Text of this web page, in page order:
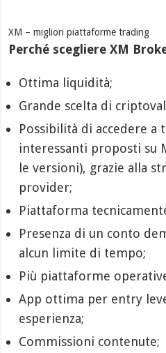
XM – migliori piattaforme trading
Perché scegliere XM
Ottima liquidità;
Grande scelta di
Possibilità di accedere a
interessanti proposti su
le versioni), grazie alla
provider;
Piattaforma
Presenza di un conto
alcun limite di tempo;
Più piattaforme
App ottima per entry
esperienza;
Commissioni contenute;